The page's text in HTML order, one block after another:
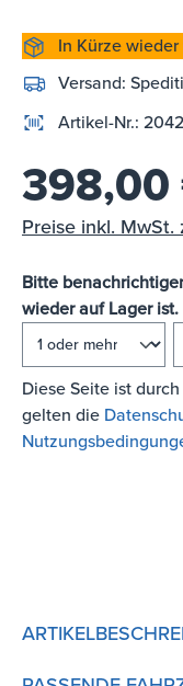
In Kürze
Versand:
Artikel-Nr.:
398,00
Preise inkl. MwSt.
Bitte
wieder auf Lager ist.
Diese Seite ist
gelten die